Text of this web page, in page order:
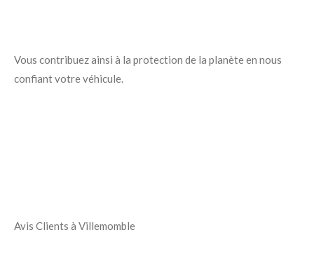
Vous contribuez ainsi à la protection de la planète en nous
confiant votre véhicule.
Avis Clients à Villemomble